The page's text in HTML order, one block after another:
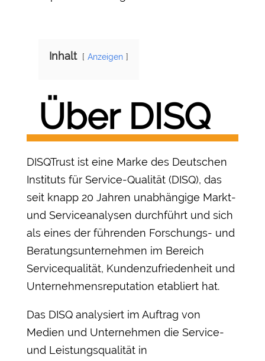
Inhalt Anzeigen
Über DISQ
DISQTrust ist eine Marke des Deutschen
Instituts für Service-Qualität (DISQ), das
seit knapp 20 Jahren unabhängige Markt-
und Serviceanalysen durchführt und sich
als eines der führenden Forschungs- und
Beratungsunternehmen im Bereich
Servicequalität, Kundenzufriedenheit und
Unternehmensreputation etabliert hat.
Das DISQ analysiert im Auftrag von
Medien und Unternehmen die Service-
und Leistungsqualität in